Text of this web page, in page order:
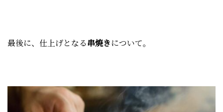
最後に、仕上げとなる串焼きについて。